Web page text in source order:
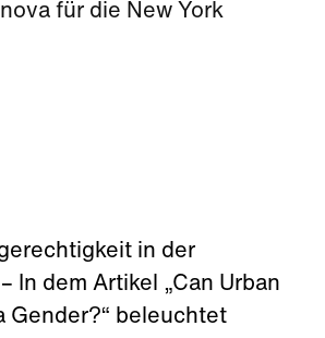
für die New York
in der
In dem Artikel „Can Urban
Gender?“ beleuchtet